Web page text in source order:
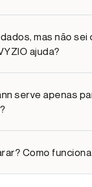
mas não sei
ajuda?
serve apenas
Como